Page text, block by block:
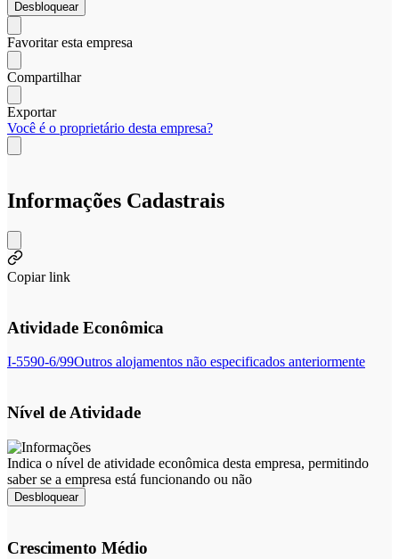
Desbloquear
Favoritar esta empresa
Compartilhar
Exportar
Você é o proprietário desta empresa?
Informações Cadastrais
Copiar link
Atividade Econômica
I-5590-6/99Outros alojamentos não especificados anteriormente
Nível de Atividade
Indica o nível de atividade econômica desta empresa, permitindo
saber se a empresa está funcionando ou não
Desbloquear
Crescimento Médio